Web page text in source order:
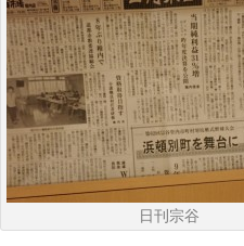
日刊宗谷